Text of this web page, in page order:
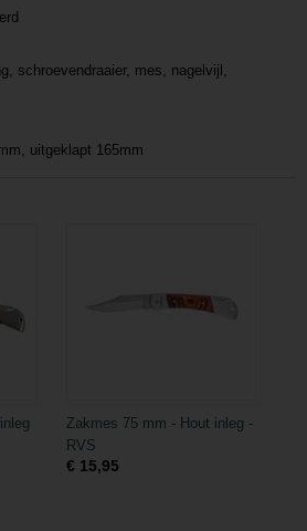
schroevendraaier, mes, nagelvijl,
uitgeklapt 165mm
Zakmes 75 mm - Hout inleg -
RVS
€ 15,95